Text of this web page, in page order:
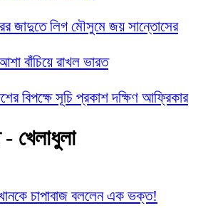
জাদুতে লিগ মৌসুমে জয় সান্তোসের
বাঁচিয়ে রাখল ভারত
বিপক্ষে সূচি প্রকাশ দক্ষিণ আফ্রিকার
- খেলাধুলা
চাপাবাজ বললেন এক ভক্ত!